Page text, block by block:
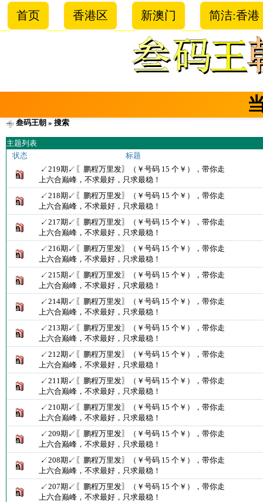
首页 香港区 新澳门 简洁:香港
叁码王朝 » 搜索
主题列表
状态
标题
↙219期↙〖鹏程万里发〗（￥号码 15 个￥），带你走
上六合巅峰，不求最好，只求最稳！
↙218期↙〖鹏程万里发〗（￥号码 15 个￥），带你走
上六合巅峰，不求最好，只求最稳！
↙217期↙〖鹏程万里发〗（￥号码 15 个￥），带你走
上六合巅峰，不求最好，只求最稳！
↙216期↙〖鹏程万里发〗（￥号码 15 个￥），带你走
上六合巅峰，不求最好，只求最稳！
↙215期↙〖鹏程万里发〗（￥号码 15 个￥），带你走
上六合巅峰，不求最好，只求最稳！
↙214期↙〖鹏程万里发〗（￥号码 15 个￥），带你走
上六合巅峰，不求最好，只求最稳！
↙213期↙〖鹏程万里发〗（￥号码 15 个￥），带你走
上六合巅峰，不求最好，只求最稳！
↙212期↙〖鹏程万里发〗（￥号码 15 个￥），带你走
上六合巅峰，不求最好，只求最稳！
↙211期↙〖鹏程万里发〗（￥号码 15 个￥），带你走
上六合巅峰，不求最好，只求最稳！
↙210期↙〖鹏程万里发〗（￥号码 15 个￥），带你走
上六合巅峰，不求最好，只求最稳！
↙209期↙〖鹏程万里发〗（￥号码 15 个￥），带你走
上六合巅峰，不求最好，只求最稳！
↙208期↙〖鹏程万里发〗（￥号码 15 个￥），带你走
上六合巅峰，不求最好，只求最稳！
↙207期↙〖鹏程万里发〗（￥号码 15 个￥），带你走
上六合巅峰，不求最好，只求最稳！